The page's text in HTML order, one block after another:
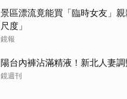
景區漂流竟能買「臨時女友」
尺度」
鏡報
陽台內褲沾滿精液！新北人妻
鏡週刊